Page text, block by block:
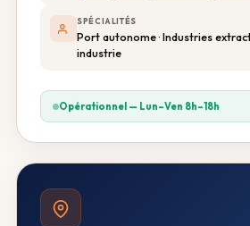
SPÉCIALITÉS
Port autonome · Industries
industrie
Opérationnel — Lun–Ven 8h–18h